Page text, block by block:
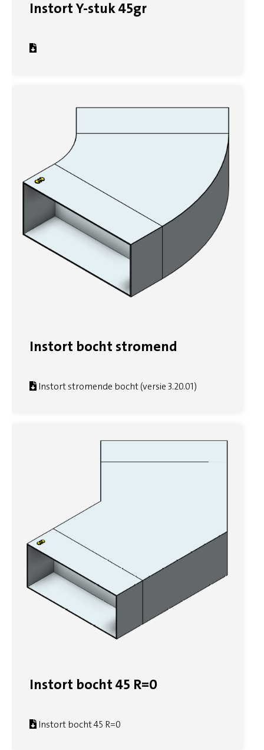
Instort Y-stuk 45gr
Instort bocht stromend
Instort stromende bocht (versie 3.20.01)
Instort bocht 45 R=0
Instort bocht 45 R=0